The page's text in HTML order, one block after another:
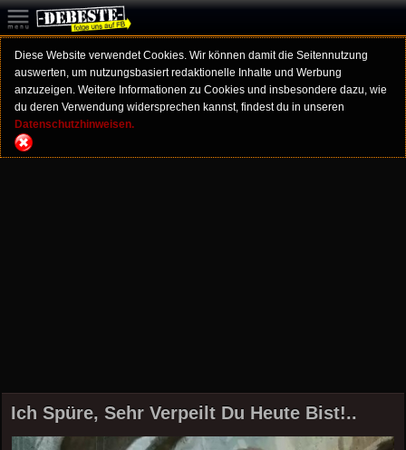
Diese Website verwendet Cookies. Wir können damit die Seitennutzung
auswerten, um nutzungsbasiert redaktionelle Inhalte und Werbung
anzuzeigen. Weitere Informationen zu Cookies und insbesondere dazu, wie
du deren Verwendung widersprechen kannst, findest du in unseren
Datenschutzhinweisen.
Ich Spüre, Sehr Verpeilt Du Heute Bist!..